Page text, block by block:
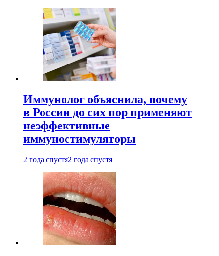
Иммунолог объяснила, почему
в России до сих пор применяют
неэффективные
иммуностимуляторы
2 года спустя2 года спустя